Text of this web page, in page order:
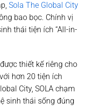
Sola The Global City
bao bọc. Chính vị
thái tiện ích “All-in-
thiết kế riêng cho
hơn 20 tiện ích
City, SOLA chạm
sinh thái sống đúng